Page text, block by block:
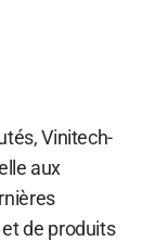
Vinitech-
aux
de produits